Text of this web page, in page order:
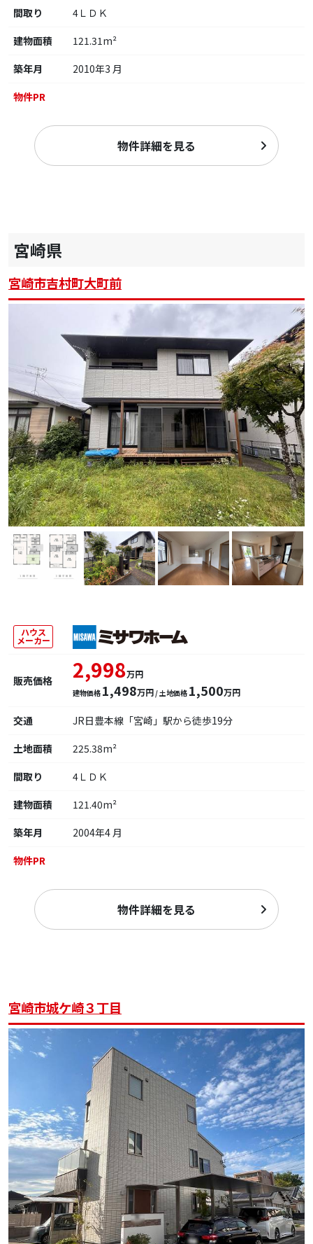
間取り
4ＬＤＫ
建物面積
121.31m²
築年月
2010年3 月
物件PR
物件詳細を見る
宮崎県
宮崎市吉村町大町前
ハウス
メーカー
販売価格 2,998万円
建物価格 1,498万円/ 土地価格 1,500万円
交通
JR日豊本線「宮崎」駅から徒歩19分
土地面積
225.38m²
間取り
4ＬＤＫ
建物面積
121.40m²
築年月
2004年4 月
物件PR
物件詳細を見る
宮崎市城ケ崎３丁目